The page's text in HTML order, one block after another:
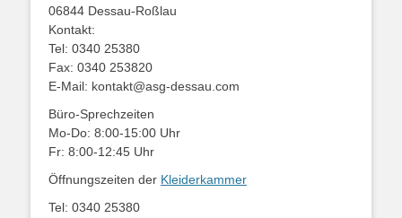
06844 Dessau-Roßlau
Kontakt:
Tel: 0340 25380
Fax: 0340 253820
E-Mail: kontakt@asg-dessau.com
Büro-Sprechzeiten
Mo-Do: 8:00-15:00 Uhr
Fr: 8:00-12:45 Uhr
Öffnungszeiten der Kleiderkammer
Tel: 0340 25380